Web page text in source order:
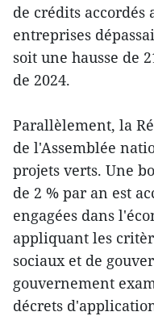
de crédits accordés
entreprises
soit une hausse de
de 2024.
Parallèlement, la
de l'Assemblée
projets verts. Une
de 2 % par an est
engagées dans
appliquant les
sociaux et de
gouvernement
décrets